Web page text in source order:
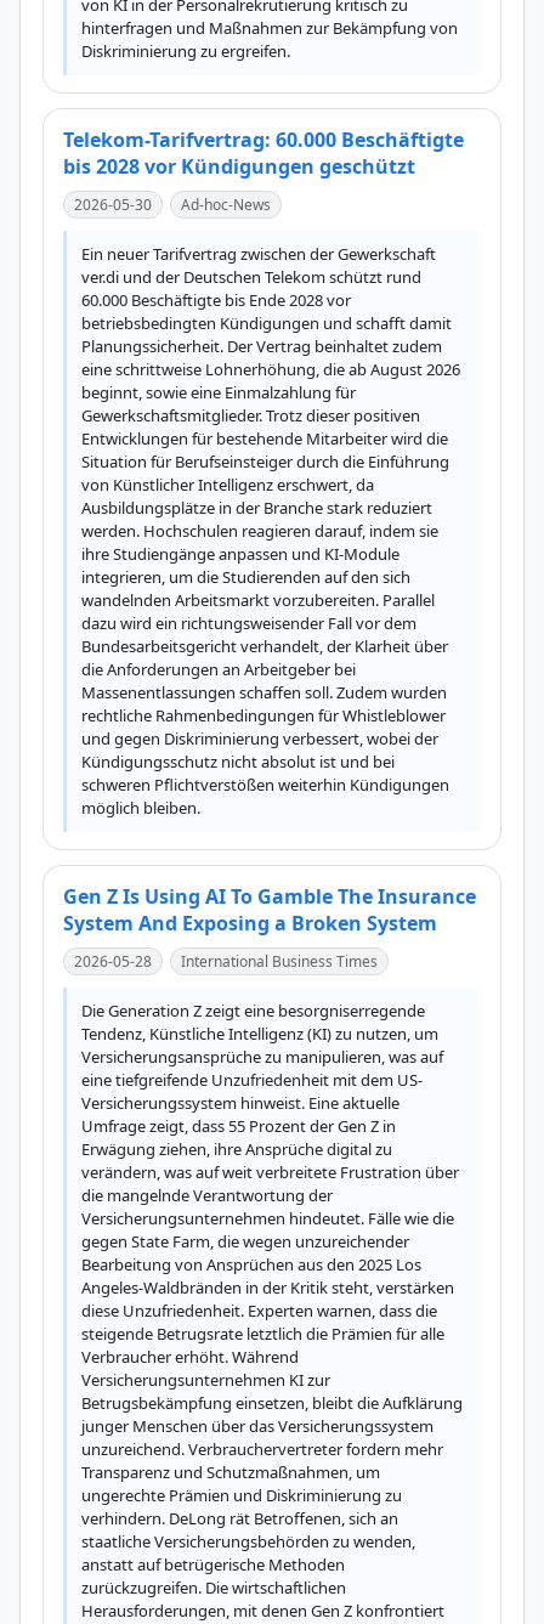
von KI in der Personalrekrutierung kritisch zu
hinterfragen und Maßnahmen zur Bekämpfung von
Diskriminierung zu ergreifen.
Telekom-Tarifvertrag: 60.000 Beschäftigte
bis 2028 vor Kündigungen geschützt
2026-05-30 Ad-hoc-News
Ein neuer Tarifvertrag zwischen der Gewerkschaft
ver.di und der Deutschen Telekom schützt rund
60.000 Beschäftigte bis Ende 2028 vor
betriebsbedingten Kündigungen und schafft damit
Planungssicherheit. Der Vertrag beinhaltet zudem
eine schrittweise Lohnerhöhung, die ab August 2026
beginnt, sowie eine Einmalzahlung für
Gewerkschaftsmitglieder. Trotz dieser positiven
Entwicklungen für bestehende Mitarbeiter wird die
Situation für Berufseinsteiger durch die Einführung
von Künstlicher Intelligenz erschwert, da
Ausbildungsplätze in der Branche stark reduziert
werden. Hochschulen reagieren darauf, indem sie
ihre Studiengänge anpassen und KI-Module
integrieren, um die Studierenden auf den sich
wandelnden Arbeitsmarkt vorzubereiten. Parallel
dazu wird ein richtungsweisender Fall vor dem
Bundesarbeitsgericht verhandelt, der Klarheit über
die Anforderungen an Arbeitgeber bei
Massenentlassungen schaffen soll. Zudem wurden
rechtliche Rahmenbedingungen für Whistleblower
und gegen Diskriminierung verbessert, wobei der
Kündigungsschutz nicht absolut ist und bei
schweren Pflichtverstößen weiterhin Kündigungen
möglich bleiben.
Gen Z Is Using AI To Gamble The Insurance
System And Exposing a Broken System
2026-05-28 International Business Times
Die Generation Z zeigt eine besorgniserregende
Tendenz, Künstliche Intelligenz (KI) zu nutzen, um
Versicherungsansprüche zu manipulieren, was auf
eine tiefgreifende Unzufriedenheit mit dem US-
Versicherungssystem hinweist. Eine aktuelle
Umfrage zeigt, dass 55 Prozent der Gen Z in
Erwägung ziehen, ihre Ansprüche digital zu
verändern, was auf weit verbreitete Frustration über
die mangelnde Verantwortung der
Versicherungsunternehmen hindeutet. Fälle wie die
gegen State Farm, die wegen unzureichender
Bearbeitung von Ansprüchen aus den 2025 Los
Angeles-Waldbränden in der Kritik steht, verstärken
diese Unzufriedenheit. Experten warnen, dass die
steigende Betrugsrate letztlich die Prämien für alle
Verbraucher erhöht. Während
Versicherungsunternehmen KI zur
Betrugsbekämpfung einsetzen, bleibt die Aufklärung
junger Menschen über das Versicherungssystem
unzureichend. Verbrauchervertreter fordern mehr
Transparenz und Schutzmaßnahmen, um
ungerechte Prämien und Diskriminierung zu
verhindern. DeLong rät Betroffenen, sich an
staatliche Versicherungsbehörden zu wenden,
anstatt auf betrügerische Methoden
zurückzugreifen. Die wirtschaftlichen
Herausforderungen, mit denen Gen Z konfrontiert